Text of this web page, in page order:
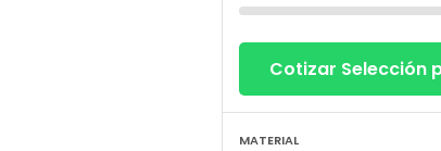
Cotizar Selección
MATERIAL